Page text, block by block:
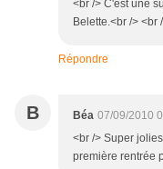
<br /> C'est une
Belette.<br /> <br
Répondre
B Béa 07/09/2010
<br /> Super
première rentrée